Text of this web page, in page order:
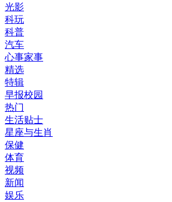
光影
科玩
科普
汽车
心事家事
精选
特辑
早报校园
热门
生活贴士
星座与生肖
保健
体育
视频
新闻
娱乐